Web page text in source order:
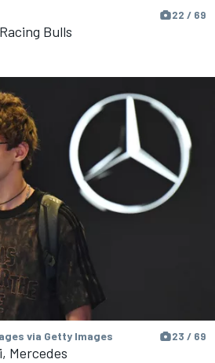
22 / 69
Bulls
via Getty Images 23 / 69
Mercedes